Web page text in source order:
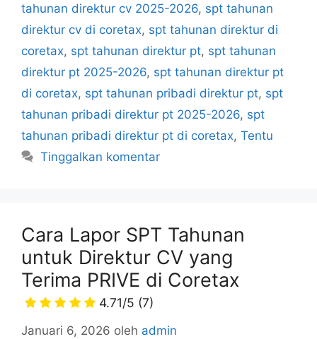
tahunan direktur cv 2025-2026, spt tahunan
direktur cv di coretax, spt tahunan direktur di
coretax, spt tahunan direktur pt, spt tahunan
direktur pt 2025-2026, spt tahunan direktur pt
di coretax, spt tahunan pribadi direktur pt, spt
tahunan pribadi direktur pt 2025-2026, spt
tahunan pribadi direktur pt di coretax, Tentu
Tinggalkan komentar
Cara Lapor SPT Tahunan
untuk Direktur CV yang
Terima PRIVE di Coretax
4.71/5 (7)
Januari 6, 2026 oleh admin